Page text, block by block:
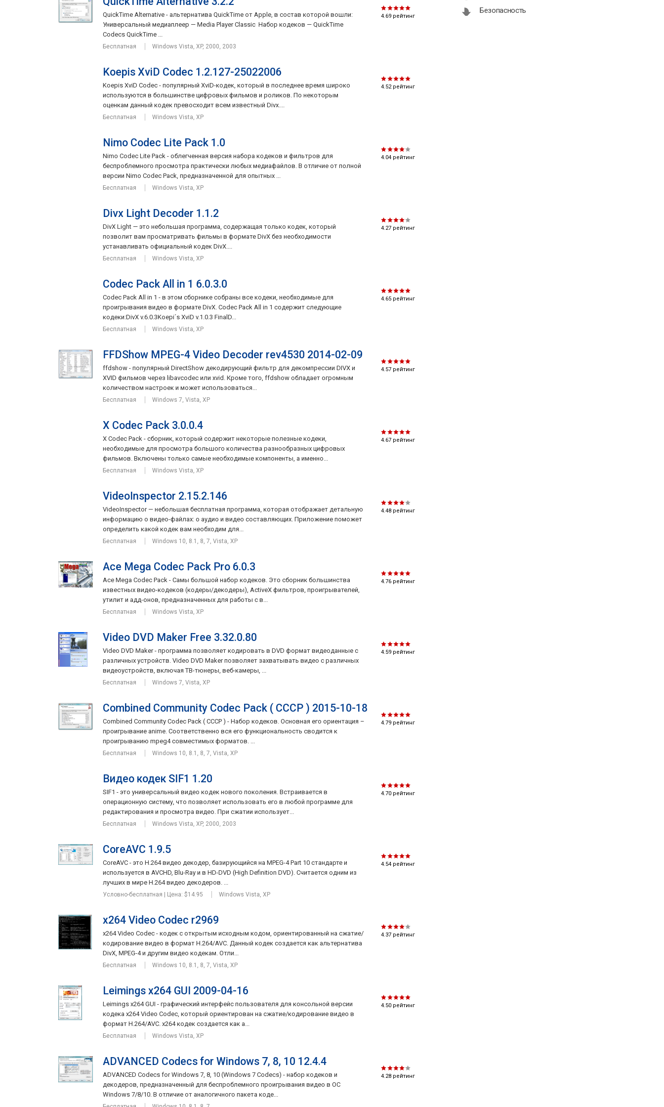
4.69 рейтинг
QuickTime Alternative - альтернатива QuickTime от Apple, в состав которой вошли:
Универсальный медиаплеер — Media Player Classic Набор кодеков — QuickTime
Codecs QuickTime ...
Бесплатная Windows Vista, XP, 2000, 2003
4.52рейтинг
Koepis XviD Codec 1.2.127-25022006
Koepis XviD Codec - популярный XviD-кодек, который в последнее время широко
используются в большинстве цифровых фильмов и роликов. По некоторым
оценкам данный кодек превосходит всем известный Divx....
Бесплатная Windows Vista, XP
4.04 рейтинг
Nimo Codec Lite Pack 1.0
Nimo Codec Lite Pack - облегченная версия набора кодеков и фильтров для
беспроблемного просмотра практически любых медиафайлов. В отличие от полной
версии Nimo Codec Pack, предназначенной для опытных ...
Бесплатная Windows Vista, XP
4.27 рейтинг
Divx Light Decoder 1.1.2
DivX Light — это небольшая программа, содержащая только кодек, который
позволит вам просматривать фильмы в формате DivX без необходимости
устанавливать официальный кодек DivX....
Бесплатная Windows Vista, XP
4.65 рейтинг
Codec Pack All in 1 6.0.3.0
Codec Pack All in 1 - в этом сборнике собраны все кодеки, необходимые для
проигрывания видео в формате DivX. Codec Pack All in 1 содержит следующие
кодеки:DivX v.6.0.3Koepi´s XviD v.1.0.3 FinalD...
Бесплатная Windows Vista, XP
4.57 рейтинг
FFDShow MPEG-4 Video Decoder rev4530 2014-02-09
ffdshow - популярный DirectShow декодирующий фильтр для декомпрессии DIVX и
XVID фильмов через libavcodec или xvid. Кроме того, ffdshow обладает огромным
количеством настроек и может использоваться...
Бесплатная Windows 7, Vista, XP
4.67 рейтинг
X Codec Pack 3.0.0.4
X Codec Pack - сборник, который содержит некоторые полезные кодеки,
необходимые для просмотра большого количества разнообразных цифровых
фильмов. Включены только самые необходимые компоненты, а именно...
Бесплатная Windows Vista, XP
4.48 рейтинг
VideoInspector 2.15.2.146
VideoInspector — небольшая бесплатная программа, которая отображает детальную
информацию о видео-файлах: о аудио и видео составляющих. Приложение поможет
определить какой кодек вам необходим для...
Бесплатная Windows 10, 8.1, 8, 7, Vista, XP
4.76 рейтинг
Ace Mega Codec Pack Pro 6.0.3
Ace Mega Codec Pack - Самы большой набор кодеков. Это сборник большинства
известных видео-кодеков (кодеры/декодеры), ActiveX фильтров, проигрывателей,
утилит и адд-онов, предназначенных для работы с в...
Бесплатная Windows Vista, XP
4.59 рейтинг
Video DVD Maker Free 3.32.0.80
Video DVD Maker - программа позволяет кодировать в DVD формат видеоданные с
различных устройств. Video DVD Maker позволяет захватывать видео с различных
видеоустройств, включая ТВ-тюнеры, веб-камеры, ...
Бесплатная Windows 7, Vista, XP
4.79 рейтинг
Combined Community Codec Pack ( CCCP ) 2015-10-18
Combined Community Codec Pack ( CCCP ) - Набор кодеков. Основная его ориентация –
проигрывание anime. Соответственно вся его функциональность сводится к
проигрыванию mpeg4 совместимых форматов. ...
Бесплатная Windows 10, 8.1, 8, 7, Vista, XP
4.70 рейтинг
Видео кодек SIF1 1.20
SIF1 - это универсальный видео кодек нового поколения. Встраивается в
операционную систему, что позволяет использовать его в любой программе для
редактирования и просмотра видео. При сжатии использует...
Бесплатная Windows Vista, XP, 2000, 2003
4.54 рейтинг
CoreAVC 1.9.5
CoreAVC - это H.264 видео декодер, базирующийся на MPEG-4 Part 10 стандарте и
используется в AVCHD, Blu-Ray и в HD-DVD (High Definition DVD). Считается одним из
лучших в мире H.264 видео декодеров. ...
Условно-бесплатная | Цена: $14.95 Windows Vista, XP
4.37 рейтинг
x264 Video Codec r2969
x264 Video Codec - кодек с открытым исходным кодом, ориентированный на сжатие/
кодирование видео в формат H.264/AVC. Данный кодек создается как альтернатива
DivX, MPEG-4 и другим видео кодекам. Отли...
Бесплатная Windows 10, 8.1, 8, 7, Vista, XP
4.50 рейтинг
Leimings x264 GUI 2009-04-16
Leimings x264 GUI - графический интерфейс пользователя для консольной версии
кодека x264 Video Codec, который ориентирован на сжатие/кодирование видео в
формат H.264/AVC. x264 кодек создается как а...
Бесплатная Windows Vista, XP
4.28 рейтинг
ADVANCED Codecs for Windows 7, 8, 10 12.4.4
ADVANCED Codecs for Windows 7, 8, 10 (Windows 7 Codecs) - набор кодеков и
декодеров, предназначенный для беспроблемного проигрывания видео в ОС
Windows 7/8/10. В отличие от аналогичного пакета коде...
Безопасность